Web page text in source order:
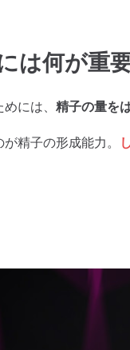
は何が重
には、 精子の量を
精子の形成能力。